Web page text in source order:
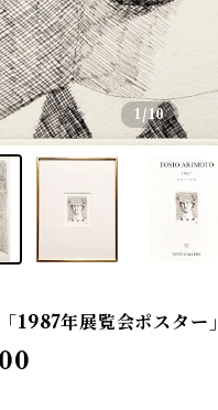
1/10
1987年展覧会ポスター」